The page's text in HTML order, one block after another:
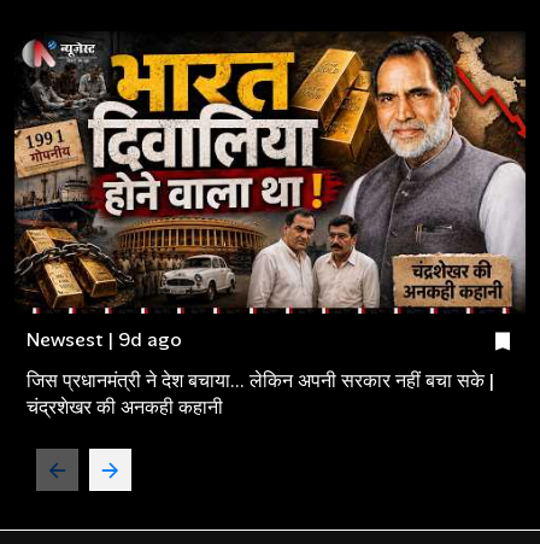
Newsest | 9d ago
जिस प्रधानमंत्री ने देश बचाया... लेकिन अपनी सरकार नहीं बचा सके |
चंद्रशेखर की अनकही कहानी